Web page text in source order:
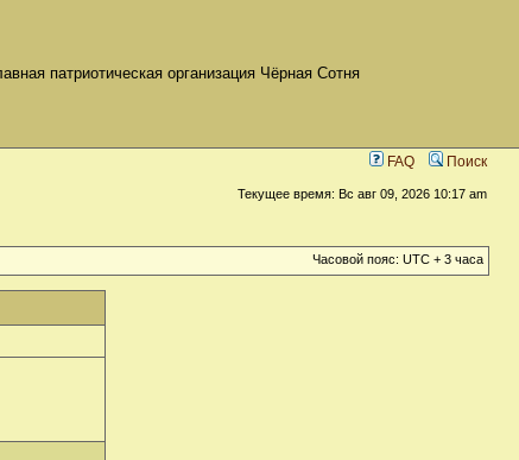
патриотическая организация Чёрная Сотня
FAQ Поиск
Текущее время: Вс авг 09, 2026 10:17 am
Часовой пояс: UTC + 3 часа